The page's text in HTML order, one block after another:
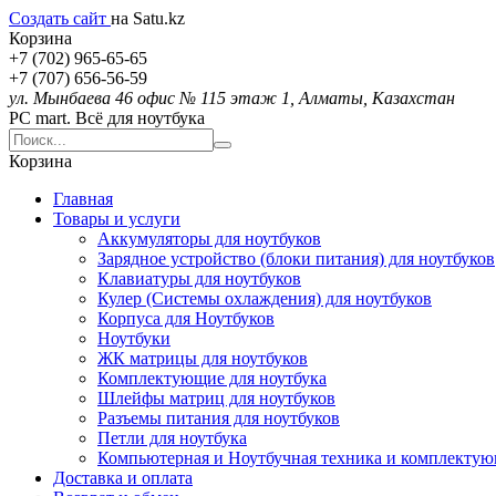
Создать сайт на Satu.kz
Корзина
+7 (702) 965-65-65
+7 (707) 656-56-59
ул. Мынбаева 46 офис № 115 этаж 1, Алматы, Казахстан
PC mart. Всё для ноутбука
Корзина
Главная
Товары и услуги
Аккумуляторы для ноутбуков
Зарядное устройство (блоки питания) для ноутбуков
Клавиатуры для ноутбуков
Кулер (Системы охлаждения) для ноутбуков
Корпуса для Ноутбуков
Ноутбуки
ЖК матрицы для ноутбуков
Комплектующие для ноутбука
Шлейфы матриц для ноутбуков
Разъемы питания для ноутбуков
Петли для ноутбука
Компьютерная и Ноутбучная техника и
Доставка и оплата